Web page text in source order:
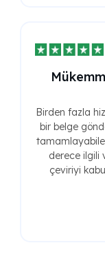
Birden fazla
bir belge
derece ilgili
çeviriyi